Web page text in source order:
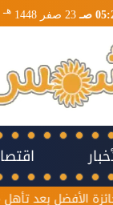
صـ 23 صفر 1448 هـ
مصر التاريخي